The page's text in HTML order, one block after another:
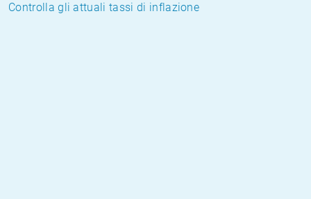
Controlla gli attuali tassi di inflazione